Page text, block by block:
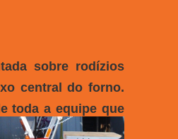
sobre rodízios
central do forno.
toda a equipe que